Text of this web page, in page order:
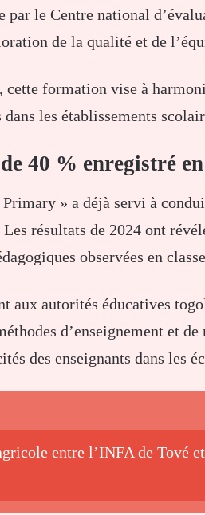
par le Centre national
de la qualité et de
cette formation vise à
les établissements
40 % enregistré
» a déjà servi à
résultats de 2024 ont
observées en
aux autorités éducatives
d’enseignement et
des enseignants dans les
entre l’INFA de Tové